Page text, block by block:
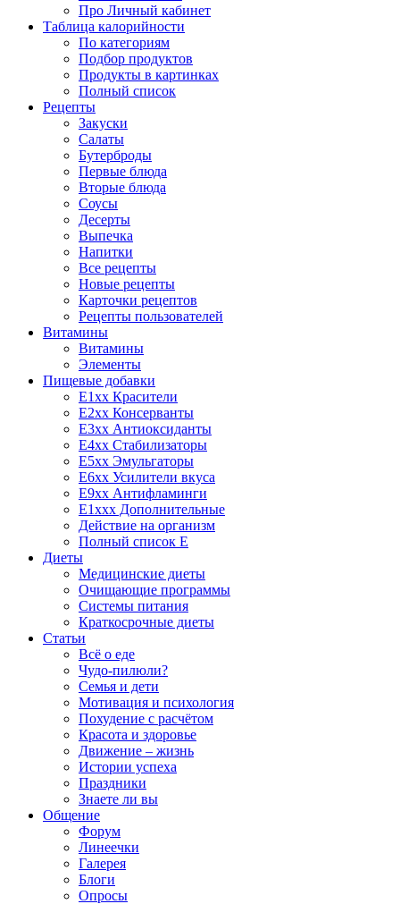
Про Личный кабинет
Таблица калорийности
По категориям
Подбор продуктов
Продукты в картинках
Полный список
Рецепты
Закуски
Салаты
Бутерброды
Первые блюда
Вторые блюда
Соусы
Десерты
Выпечка
Напитки
Все рецепты
Новые рецепты
Карточки рецептов
Рецепты пользователей
Витамины
Витамины
Элементы
Пищевые добавки
E1xx Красители
E2xx Консерванты
E3xx Антиоксиданты
E4xx Стабилизаторы
E5xx Эмульгаторы
E6xx Усилители вкуса
E9xx Антифламинги
E1xxx Дополнительные
Действие на организм
Полный список E
Диеты
Медицинские диеты
Очищающие программы
Системы питания
Краткосрочные диеты
Статьи
Всё о еде
Чудо-пилюли?
Семья и дети
Мотивация и психология
Похудение с расчётом
Красота и здоровье
Движение – жизнь
Истории успеха
Праздники
Знаете ли вы
Общение
Форум
Линеечки
Галерея
Блоги
Опросы